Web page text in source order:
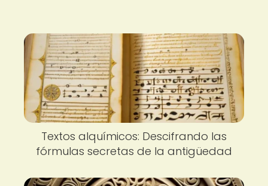
Textos alquímicos: Descifrando las
fórmulas secretas de la antigüedad